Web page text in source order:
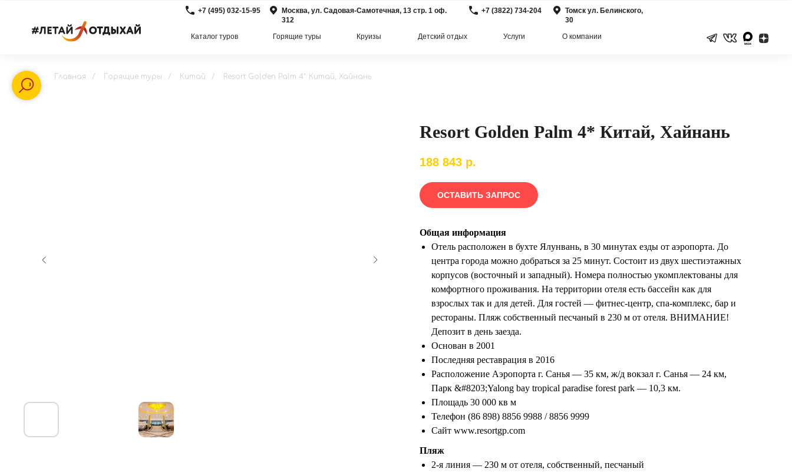
О компании
Услуги
Детский отдых
Круизы
Горящие туры
Каталог туров
Томск ул. Белинского,
30
+7 (3822) 734-204
Москва, ул. Садовая-Самотечная, 13 стр. 1 оф.
312
+7 (495) 032-15-95
Главная / Горящие туры / Китай / Resort Golden Palm 4* Китай, Хайнань
Resort Golden Palm 4* Китай, Хайнань
188 843 р.
ОСТАВИТЬ ЗАПРОС
Общая информация
Отель расположен в бухте Ялунвань, в 30 минутах езды от аэропорта. До
центра города можно добраться за 25 минут. Состоит из двух шестиэтажных
корпусов (восточный и западный). Номера полностью укомплектованы для
комфортного проживания. На территории отеля есть бассейн как для
взрослых так и для детей. Для гостей — фитнес-центр, спа-комплекс, бар и
рестораны. Пляж собственный песчаный в 230 м от отеля. ВНИМАНИЕ!
Депозит в день заезда.
Основан в 2001
Последняя реставрация в 2016
Расположение Аэропорта г. Санья — 35 км, ж/д вокзал г. Санья — 24 км,
Парк &#8203;Yalong bay tropical paradise forest park — 10,3 км.
Площадь 30 000 кв м
Телефон (86 898) 8856 9988 / 8856 9999
Сайт www.resortgp.com
Пляж
2-я линия — 230 м от отеля, собственный, песчаный